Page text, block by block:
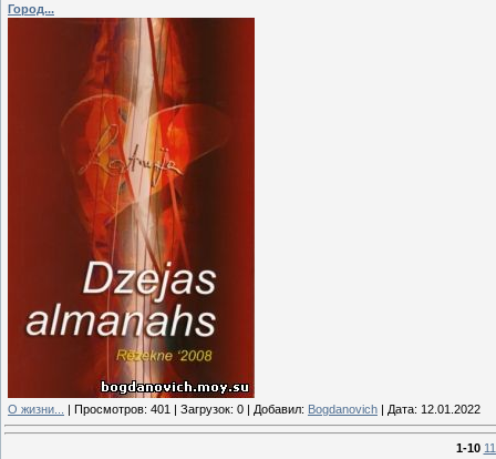
Город...
О жизни... | Просмотров: 401 | Загрузок: 0 | Добавил: Bogdanovich | Дата: 12.01.2022
1-10